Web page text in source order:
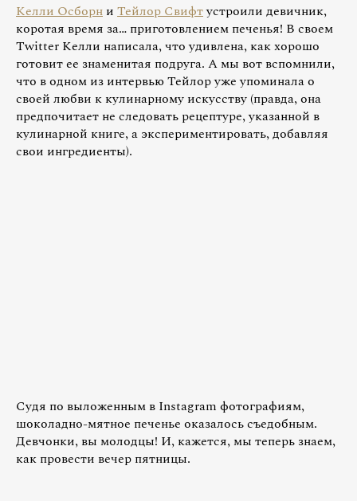
Келли Осборн и Тейлор Свифтустроили девичник,
коротая время за… приготовлением печенья! В своем
Twitter Келли написала, что удивлена, как хорошо
готовит ее знаменитая подруга. А мы вот вспомнили,
что в одном из интервью Тейлор уже упоминала о
своей любви к кулинарному искусству (правда, она
предпочитает не следовать рецептуре, указанной в
кулинарной книге, а экспериментировать, добавляя
свои ингредиенты).
Судя по выложенным в Instagram фотографиям,
шоколадно-мятное печенье оказалось съедобным.
Девчонки, вы молодцы! И, кажется, мы теперь знаем,
как провести вечер пятницы.